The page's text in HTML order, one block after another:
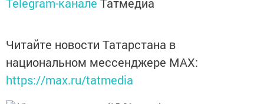
Читайте новости Татарстана в
национальном мессенджере MАХ:
https://max.ru/tatmedia